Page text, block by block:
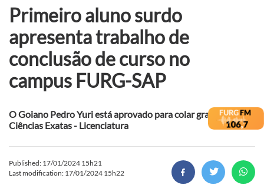
Primeiro aluno surdo
apresenta trabalho de
conclusão de curso no
campus FURG-SAP
O Goiano Pedro Yuri está aprovado para colar grau em
Ciências Exatas - Licenciatura
Published: 17/01/2024 15h21
Last modification: 17/01/2024 15h22